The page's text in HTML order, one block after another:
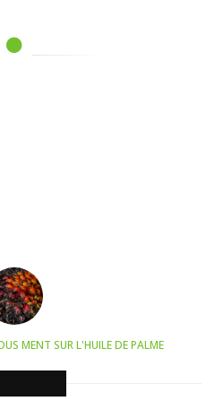
MENT SUR L'HUILE DE PALME